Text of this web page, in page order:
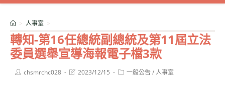
轉知-第16任總統副總統及第11屆立法
委員選舉宣導海報電子檔3款
> 人事室 >
Postchsmrchc028
Post2023/12/15
Post一般公告/人事室